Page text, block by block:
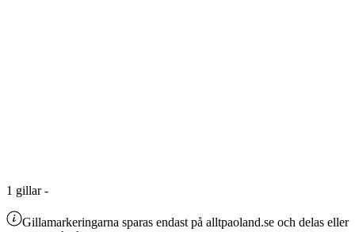
1 gillar-
Gillamarkeringarna sparas endast på alltpaoland.se och delas eller